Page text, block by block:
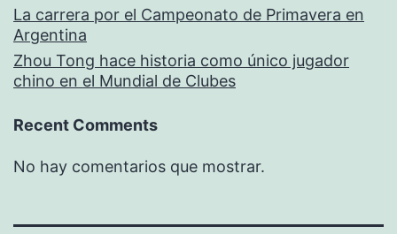
La carrera por el Campeonato de Primavera en
Argentina
Zhou Tong hace historia como único jugador
chino en el Mundial de Clubes
Recent Comments
No hay comentarios que mostrar.